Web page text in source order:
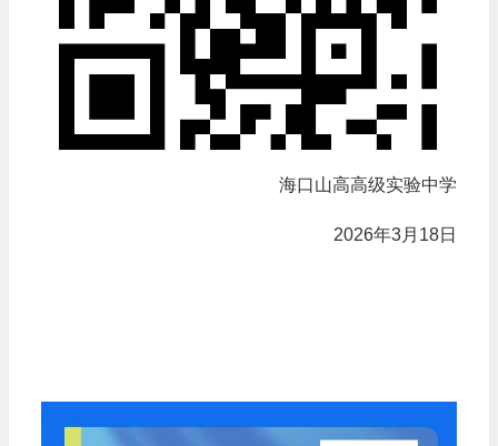
海口山高高级实验中学
2026年3月18日